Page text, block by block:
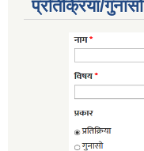
प्रतिक्रिया/गुनासो